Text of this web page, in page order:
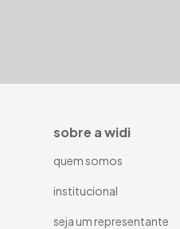
sobre a widi
quem somos
institucional
seja um representante